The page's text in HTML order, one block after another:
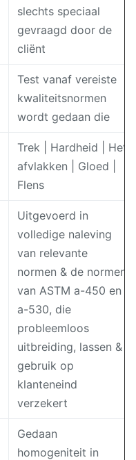
slechts speciaal
gevraagd door de
cliënt
Test vanaf vereiste
kwaliteitsnormen
wordt gedaan die
Trek | Hardheid | Het
afvlakken | Gloed |
Flens
Uitgevoerd in
volledige naleving
van relevante
normen & de normen
van ASTM a-450 en
a-530, die
probleemloos
uitbreiding, lassen &
gebruik op
klanteneind
verzekert
Gedaan
homogeniteit in